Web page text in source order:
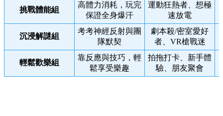
挑戰體能組
高體力消耗，玩完
保證全身爆汗
運動狂熱者、想極
速放電
沉浸解謎組
考考神經反射與團
隊默契
劇本殺/密室愛好
者、VR槍戰迷
輕鬆歡樂組
靠反應與技巧，輕
鬆享受樂趣
拍拖打卡、新手體
驗、朋友聚會